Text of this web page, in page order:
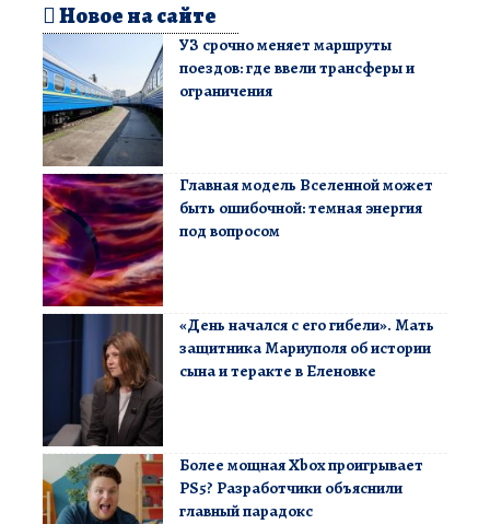
Новое на сайте
УЗ срочно меняет маршруты
поездов: где ввели трансферы и
ограничения
Главная модель Вселенной может
быть ошибочной: темная энергия
под вопросом
«День начался с его гибели». Мать
защитника Мариуполя об истории
сына и теракте в Еленовке
Более мощная Xbox проигрывает
PS5? Разработчики объяснили
главный парадокс